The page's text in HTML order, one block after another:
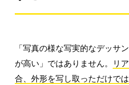
「写真の様な写実的なデッサ
が高い」ではありません。
リ
合、外形を写し取っただけでは